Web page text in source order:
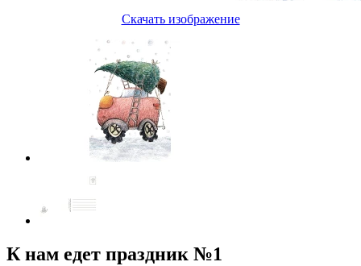
Скачать изображение
К нам едет праздник №1